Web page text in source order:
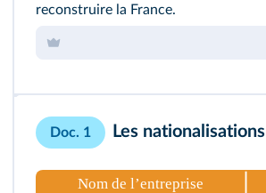
reconstruire la France.
Doc. 1 Les nationalisations